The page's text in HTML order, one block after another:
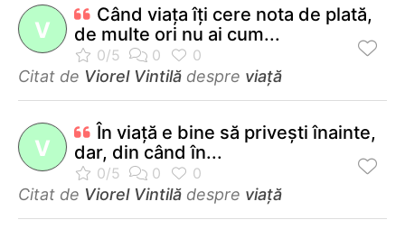
V
Când viaţa îţi cere nota de plată,
de multe ori nu ai cum...
Citat de Viorel Vintilă despre viață
V
În viaţă e bine să priveşti înainte,
dar, din când în...
Citat de Viorel Vintilă despre viață